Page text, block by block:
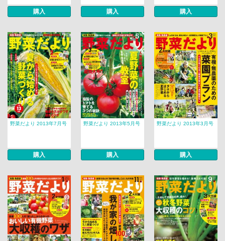
購入 購入 購入
野菜だより 2013年7月号
購入
野菜だより 2013年5月号
購入
野菜だより 2013年3月号
購入